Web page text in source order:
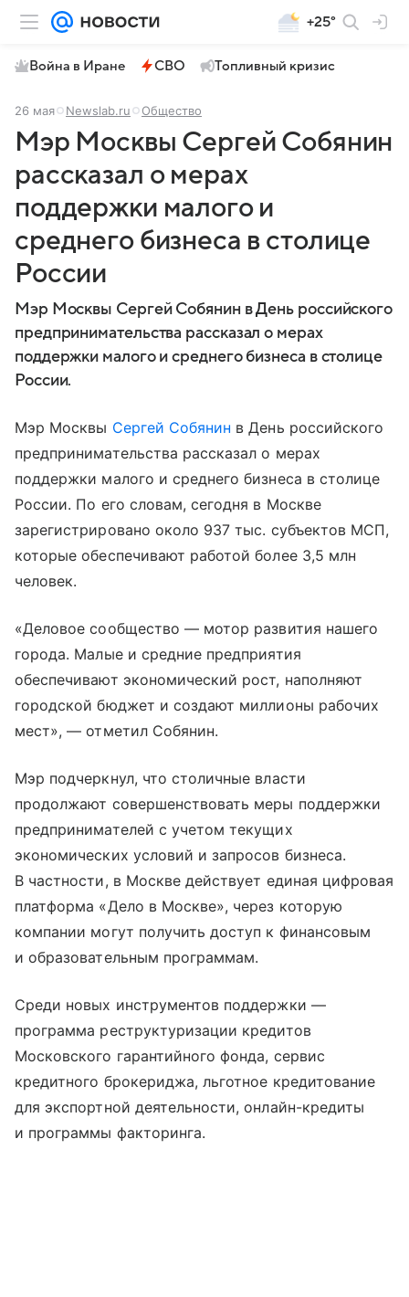
+25°
Война в Иране СВО Топливный кризис
26 мая Newslab.ru Общество
Мэр Москвы Сергей Собянин
рассказал о мерах
поддержки малого и
среднего бизнеса в столице
России
Мэр Москвы Сергей Собянин в День российского
предпринимательства рассказал о мерах
поддержки малого и среднего бизнеса в столице
России.
Мэр Москвы Сергей Собянин в День российского
предпринимательства рассказал о мерах
поддержки малого и среднего бизнеса в столице
России. По его словам, сегодня в Москве
зарегистрировано около 937 тыс. субъектов МСП,
которые обеспечивают работой более 3,5 млн
человек.
«Деловое сообщество — мотор развития нашего
города. Малые и средние предприятия
обеспечивают экономический рост, наполняют
городской бюджет и создают миллионы рабочих
мест», — отметил Собянин.
Мэр подчеркнул, что столичные власти
продолжают совершенствовать меры поддержки
предпринимателей с учетом текущих
экономических условий и запросов бизнеса.
В частности, в Москве действует единая цифровая
платформа «Дело в Москве», через которую
компании могут получить доступ к финансовым
и образовательным программам.
Среди новых инструментов поддержки —
программа реструктуризации кредитов
Московского гарантийного фонда, сервис
кредитного брокериджа, льготное кредитование
для экспортной деятельности, онлайн-кредиты
и программы факторинга.